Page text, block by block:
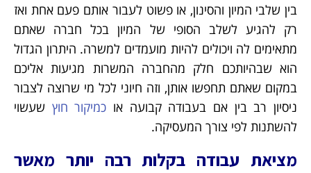
בין שלבי המיון והסינון, או פשוט לעבור אותם פעם אחת ואז
רק להגיע לשלב הסופי של המיון בכל חברה שאתם
מתאימים לה ויכולים להיות מועמדים למשרה. היתרון הגדול
הוא שבהיותכם חלק מהחברה המשרות מגיעות אליכם
במקום שאתם תחפשו אותן, וזה חיוני לכל מי שרוצה לצבור
ניסיון רב בין אם בעבודה קבועה או כמיקור חוץ שעשוי
להשתנות לפי צורך המעסיקה.
מציאת עבודה בקלות רבה יותר מאשר